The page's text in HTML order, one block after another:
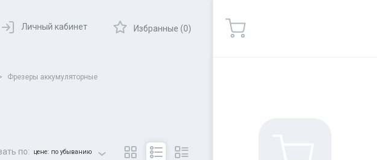
Личный кабинет Избранные (0)
Фрезеры аккумуляторные
по: цене: по убыванию